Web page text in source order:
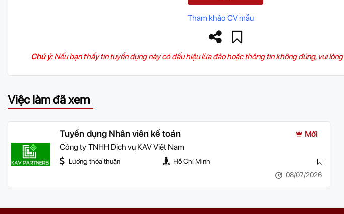
Tham khảo CV mẫu
Chú ý:Nếu bạn thấy tin tuyển dụng này có dấu hiệu lừa đảo hoặc thông tin không đúng, vui lòng
Việc làm đã xem
Tuyển dụng Nhân viên kế toán
Mới
Công ty TNHH Dịch vụ KAV Việt Nam
Lương thỏa thuận
Hồ Chí Minh
08/07/2026